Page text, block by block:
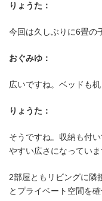
りょうた：
今回は久しぶりに6畳の
おぐみゆ：
広いですね。ベッドも
りょうた：
そうですね。収納も付
やすい広さになっていま
2部屋ともリビングに隣
とプライベート空間を確